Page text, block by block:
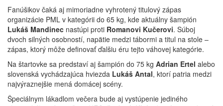
Fanúšikov čaká aj mimoriadne vyhrotený titulový zápas
organizácie PML v kategórii do 65 kg, kde aktuálny šampión
Lukáš Mandinec nastúpi proti Romanovi Kučerovi. Súboj
dvoch silných osobností, napätie medzi tábormi a titul na stole –
zápas, ktorý môže definovať ďalšiu éru tejto váhovej kategórie.
Na štartovke sa predstaví aj šampión do 75 kg Adrian Ertel alebo
slovenská vychádzajúca hviezda Lukáš Antal, ktorí patria medzi
najvýraznejšie mená domácej scény.
Špeciálnym lákadlom večera bude aj vystúpenie jediného